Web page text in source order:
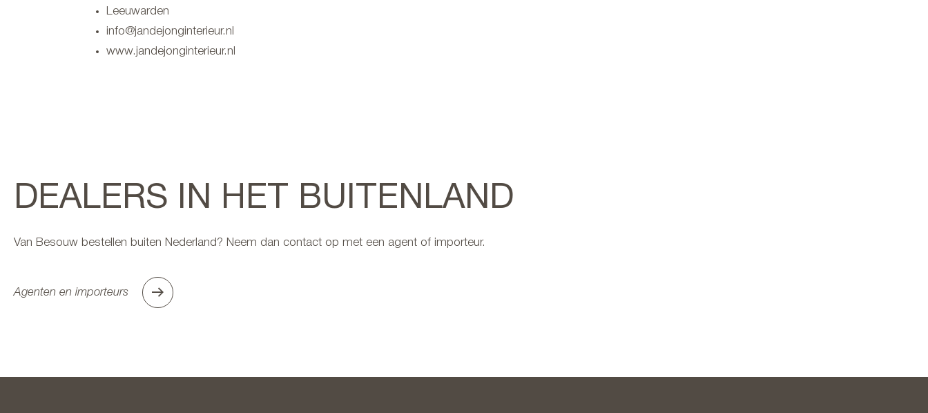
Leeuwarden
info@jandejonginterieur.nl
www.jandejonginterieur.nl
DEALERS IN HET BUITENLAND
Van Besouw bestellen buiten Nederland? Neem dan contact op met een agent of importeur.
Agenten en importeurs